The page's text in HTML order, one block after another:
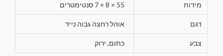
מידות 55 × 8 × 7 סנטימטרים
דגם אוהל רחצה גבוה נייד
צבע כתום, ירוק